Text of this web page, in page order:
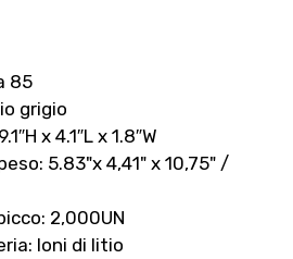
85
grigio
x 4.1″L x 1.8″W
5.83"x 4,41" x 10,75" /
2,000UN
Ioni di litio